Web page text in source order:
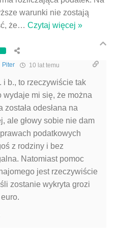
warunki nie zostają
że… Czytaj więcej »
Piter 10 lat temu
i b., to rzeczywiście tak
wydaje mi się, że można
odesłana na
ale głowy sobie nie dam
podatkowych
z rodziny i bez
Natomiast pomoc
jest rzeczywiście
zostanie wykryta grozi